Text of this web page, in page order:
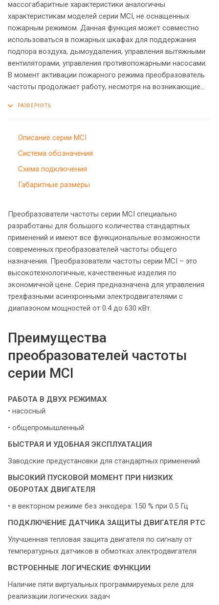
массогабаритные характеристики аналогичны
характеристикам моделей серии МCI, не оснащенных
пожарным режимом. Данная функция может совместно
использоваться в пожарных шкафах для поддержания
подпора воздуха, дымоудаления, управления вытяжными
вентиляторами, управления противопожарными насосами.
В момент активации пожарного режима преобразователь
частоты продолжает работу, несмотря на возникающие
Описание серии MCI
Система обозначения
Схема подключения
Габаритные размеры
Преобразователи частоты серии MCI специально
разработаны для большого количества стандартных
применений и имеют все функциональные возможности
современных преобразователей частоты общего
назначения. Преобразователи частоты серии MCI – это
высокотехнологичные, качественные изделия по
экономичной цене. Серия предназначена для управления
трехфазными асинхронными электродвигателями с
диапазоном мощностей от 0.4 до 630 кВт.
Преимущества
преобразователей частоты
серии MCI
РАБОТА В ДВУХ РЕЖИМАХ
• насосный
• общепромышленный
БЫСТРАЯ И УДОБНАЯ ЭКСПЛУАТАЦИЯ
Заводские предустановки для стандартных применений
ВЫСОКИЙ ПУСКОВОЙ МОМЕНТ ПРИ НИЗКИХ
ОБОРОТАХ ДВИГАТЕЛЯ
• в векторном режиме без энкодера: 150 % при 0.5 Гц
ПОДКЛЮЧЕНИЕ ДАТЧИКА ЗАЩИТЫ ДВИГАТЕЛЯ PTC
Улучшенная тепловая защита двигателя по сигналу от
температурных датчиков в обмотках электродвигателя
ВСТРОЕННЫЕ ЛОГИЧЕСКИЕ ФУНКЦИИ
Наличие пяти виртуальных программируемых реле для
реализации логических задач